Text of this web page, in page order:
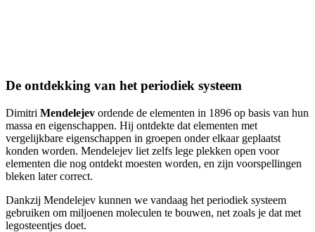
De ontdekking van het periodiek systeem
Dimitri Mendelejev ordende de elementen in 1896 op basis van hun
massa en eigenschappen. Hij ontdekte dat elementen met
vergelijkbare eigenschappen in groepen onder elkaar geplaatst
konden worden. Mendelejev liet zelfs lege plekken open voor
elementen die nog ontdekt moesten worden, en zijn voorspellingen
bleken later correct.
Dankzij Mendelejev kunnen we vandaag het periodiek systeem
gebruiken om miljoenen moleculen te bouwen, net zoals je dat met
legosteentjes doet.